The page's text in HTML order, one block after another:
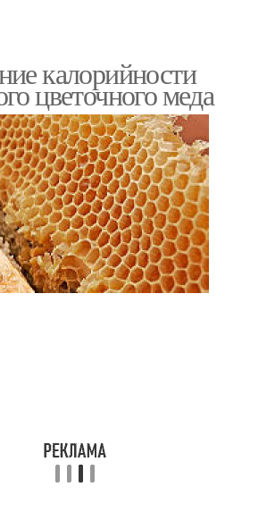
калорийности
цветочного меда